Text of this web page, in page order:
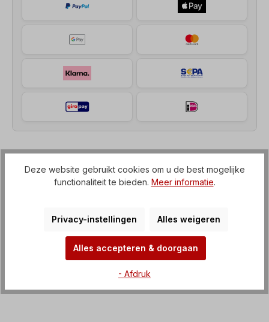
Beschrijving
Haakse motorreductor (tandwielkast met IEC-flens
Hz, 3 x 265/460 V-60 Hz (± 5%…
Meer
Kenmerken
Downloaden
Deze website gebruikt cookies om u de best mogelijke
functionaliteit te bieden. Meer informatie.
Privacy-instellingen Alles weigeren
Alles accepteren & doorgaan
- Afdruk